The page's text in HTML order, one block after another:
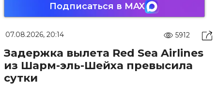
Подписаться в MAX
07.08.2026, 20:14 5912
Задержка вылета Red Sea Airlines
из Шарм-эль-Шейха превысила
сутки